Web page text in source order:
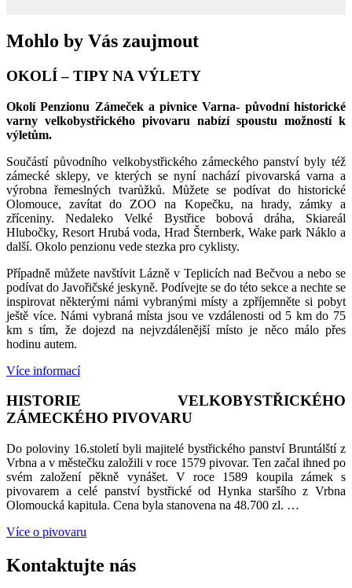
Mohlo by Vás zaujmout
OKOLÍ – TIPY NA VÝLETY
Okolí Penzionu Zámeček a pivnice Varna- původní historické
varny velkobystřického pivovaru nabízí spoustu možností k
výletům.
Součástí původního velkobystřického zámeckého panství byly též
zámecké sklepy, ve kterých se nyní nachází pivovarská varna a
výrobna řemeslných tvarůžků. Můžete se podívat do historické
Olomouce, zavítat do ZOO na Kopečku, na hrady, zámky a
zříceniny. Nedaleko Velké Bystřice bobová dráha, Skiareál
Hlubočky, Resort Hrubá voda, Hrad Šternberk, Wake park Náklo a
další. Okolo penzionu vede stezka pro cyklisty.
Případně můžete navštívit Lázně v Teplicích nad Bečvou a nebo se
podívat do Javořičské jeskyně. Podívejte se do této sekce a nechte se
inspirovat některými námi vybranými místy a zpříjemněte si pobyt
ještě více. Námi vybraná místa jsou ve vzdálenosti od 5 km do 75
km s tím, že dojezd na nejvzdálenější místo je něco málo přes
hodinu autem.
Více informací
HISTORIE VELKOBYSTŘICKÉHO
ZÁMECKÉHO PIVOVARU
Do poloviny 16.století byli majitelé bystřického panství Bruntálští z
Vrbna a v městečku založili v roce 1579 pivovar. Ten začal ihned po
svém založení pěkně vynášet. V roce 1589 koupila zámek s
pivovarem a celé panství bystřické od Hynka staršího z Vrbna
Olomoucká kapitula. Cena byla stanovena na 48.700 zl. …
Více o pivovaru
Kontaktujte nás